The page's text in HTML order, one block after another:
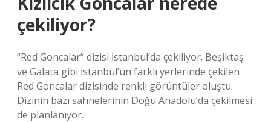
çekiliyor?
“Red Goncalar” dizisi İstanbul’da çekiliyor. Beşiktaş
ve Galata gibi İstanbul’un farklı yerlerinde çekilen
Red Goncalar dizisinde renkli görüntüler oluştu.
Dizinin bazı sahnelerinin Doğu Anadolu’da çekilmesi
de planlanıyor.